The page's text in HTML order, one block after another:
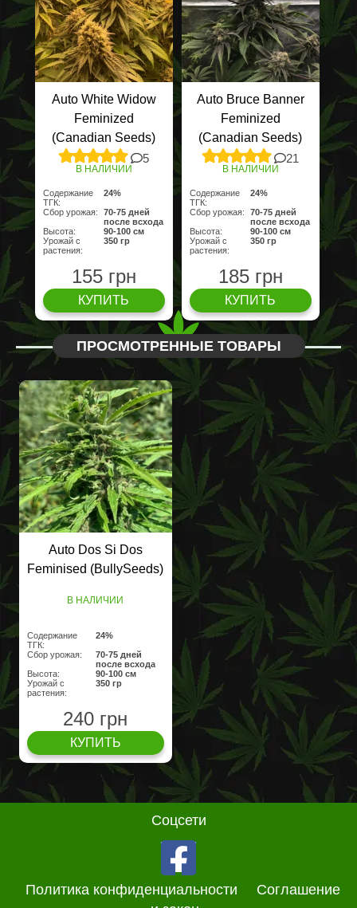
Auto White Widow
Feminized
(Canadian Seeds)
5
В НАЛИЧИИ
Содержание
ТГК:
24%
Сбор урожая:
70-75 дней
после всхода
Высота:
90-100 см
Урожай с
растения:
350 гр
155 грн
КУПИТЬ
Auto Bruce Banner
Feminized
(Canadian Seeds)
21
В НАЛИЧИИ
Содержание
ТГК:
24%
Сбор урожая:
70-75 дней
после всхода
Высота:
90-100 см
Урожай с
растения:
350 гр
185 грн
КУПИТЬ
ПРОСМОТРЕННЫЕ ТОВАРЫ
Auto Dos Si Dos
Feminised (BullySeeds)
В НАЛИЧИИ
Содержание
ТГК:
24%
Сбор урожая:
70-75 дней
после всхода
Высота:
90-100 см
Урожай с
растения:
350 гр
240 грн
КУПИТЬ
Соцсети
Политика конфиденциальности
Соглашение